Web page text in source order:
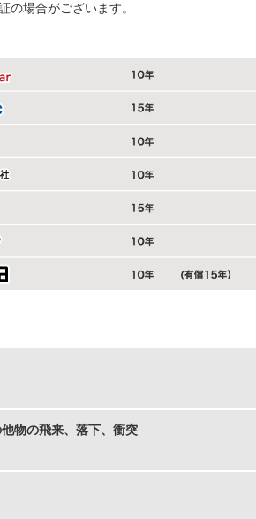
場合がございます。
物の飛来、落下、衝突